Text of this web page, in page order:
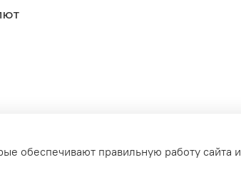
обеспечивают правильную работу сайта и